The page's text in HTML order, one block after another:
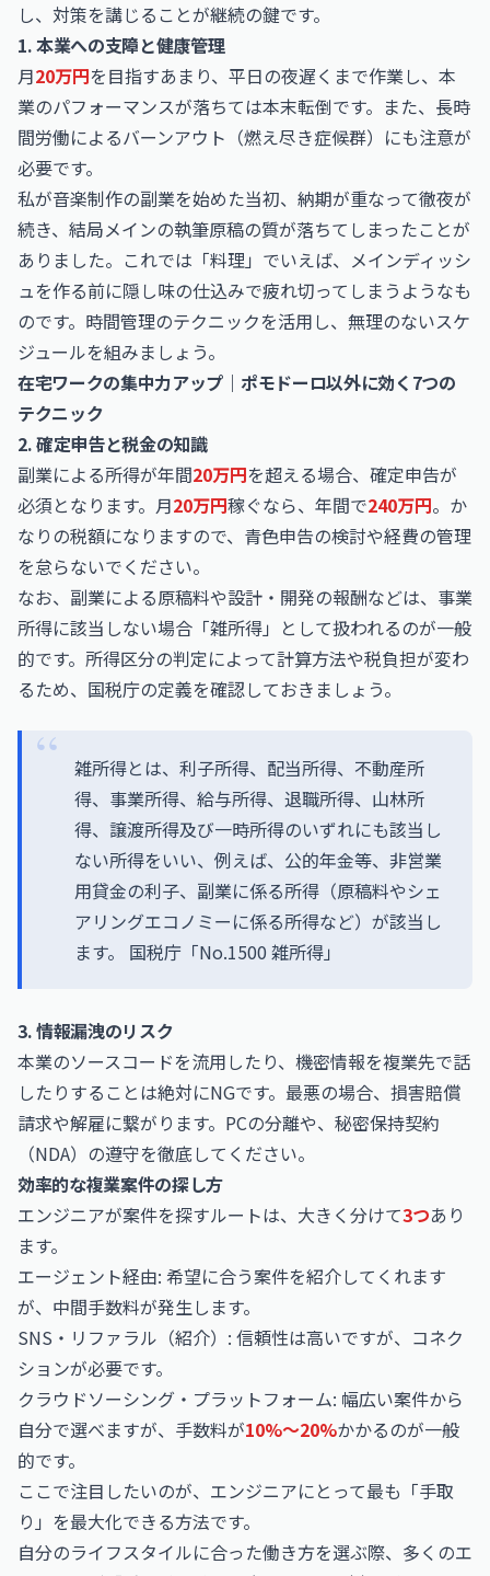
し、対策を講じることが継続の鍵です。
1. 本業への支障と健康管理
月20万円を目指すあまり、平日の夜遅くまで作業し、本
業のパフォーマンスが落ちては本末転倒です。また、長時
間労働によるバーンアウト（燃え尽き症候群）にも注意が
必要です。
私が音楽制作の副業を始めた当初、納期が重なって徹夜が
続き、結局メインの執筆原稿の質が落ちてしまったことが
ありました。これでは「料理」でいえば、メインディッシ
ュを作る前に隠し味の仕込みで疲れ切ってしまうようなも
のです。時間管理のテクニックを活用し、無理のないスケ
ジュールを組みましょう。
在宅ワークの集中力アップ｜ポモドーロ以外に効く7つの
テクニック
2. 確定申告と税金の知識
副業による所得が年間20万円を超える場合、確定申告が
必須となります。月20万円稼ぐなら、年間で240万円。か
なりの税額になりますので、青色申告の検討や経費の管理
を怠らないでください。
なお、副業による原稿料や設計・開発の報酬などは、事業
所得に該当しない場合「雑所得」として扱われるのが一般
的です。所得区分の判定によって計算方法や税負担が変わ
るため、国税庁の定義を確認しておきましょう。
雑所得とは、利子所得、配当所得、不動産所
得、事業所得、給与所得、退職所得、山林所
得、譲渡所得及び一時所得のいずれにも該当し
ない所得をいい、例えば、公的年金等、非営業
用貸金の利子、副業に係る所得（原稿料やシェ
アリングエコノミーに係る所得など）が該当し
ます。 国税庁「No.1500 雑所得」
3. 情報漏洩のリスク
本業のソースコードを流用したり、機密情報を複業先で話
したりすることは絶対にNGです。最悪の場合、損害賠償
請求や解雇に繋がります。PCの分離や、秘密保持契約
（NDA）の遵守を徹底してください。
効率的な複業案件の探し方
エンジニアが案件を探すルートは、大きく分けて3つあり
ます。
エージェント経由: 希望に合う案件を紹介してくれます
が、中間手数料が発生します。
SNS・リファラル（紹介）: 信頼性は高いですが、コネク
ションが必要です。
クラウドソーシング・プラットフォーム: 幅広い案件から
自分で選べますが、手数料が10%〜20%かかるのが一般
的です。
ここで注目したいのが、エンジニアにとって最も「手取
り」を最大化できる方法です。
自分のライフスタイルに合った働き方を選ぶ際、多くのエ